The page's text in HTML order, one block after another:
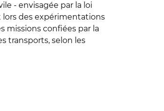
- envisagée par la loi
lors des expérimentations
missions confiées par la
transports, selon les